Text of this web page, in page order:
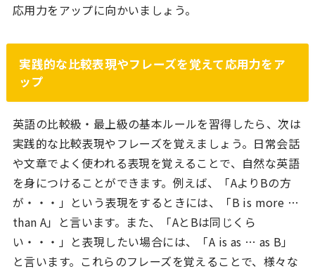
応用力をアップに向かいましょう。
実践的な比較表現やフレーズを覚えて応用力をア
ップ
英語の比較級・最上級の基本ルールを習得したら、次は
実践的な比較表現やフレーズを覚えましょう。日常会話
や文章でよく使われる表現を覚えることで、自然な英語
を身につけることができます。例えば、「AよりBの方
が・・・」という表現をするときには、「B is more …
than A」と言います。また、「AとBは同じくら
い・・・」と表現したい場合には、「A is as … as B」
と言います。これらのフレーズを覚えることで、様々な